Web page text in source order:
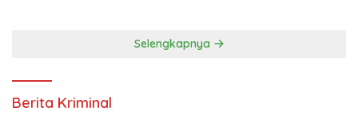
Selengkapnya
Berita Kriminal